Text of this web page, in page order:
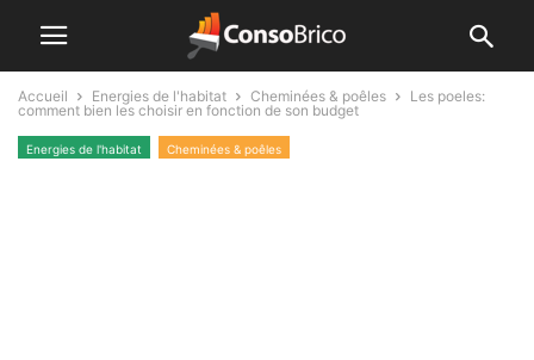
Accueil Energies de l'habitat Cheminées & poêles
Les poeles:
comment bien les choisir en fonction de son budget
Energies de l'habitat Cheminées & poêles